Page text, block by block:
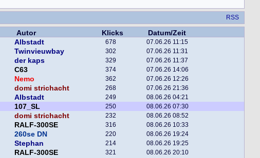
RSS
Autor Klicks
Datum/Zeit
Albstadt 678 07.06.26 11:15
Twinvieuwbay 302 07.06.26 11:31
der kaps 329 07.06.26 11:37
C63 374 07.06.26 14:06
Nemo 362 07.06.26 12:26
domi strichacht 268 07.06.26 21:36
Albstadt 249 08.06.26 04:21
107_SL 250 08.06.26 07:30
domi strichacht 232 08.06.26 08:52
RALF-300SE 316 08.06.26 10:33
260se DN 220 08.06.26 19:24
Stephan 214 08.06.26 19:25
RALF-300SE 321 08.06.26 20:10